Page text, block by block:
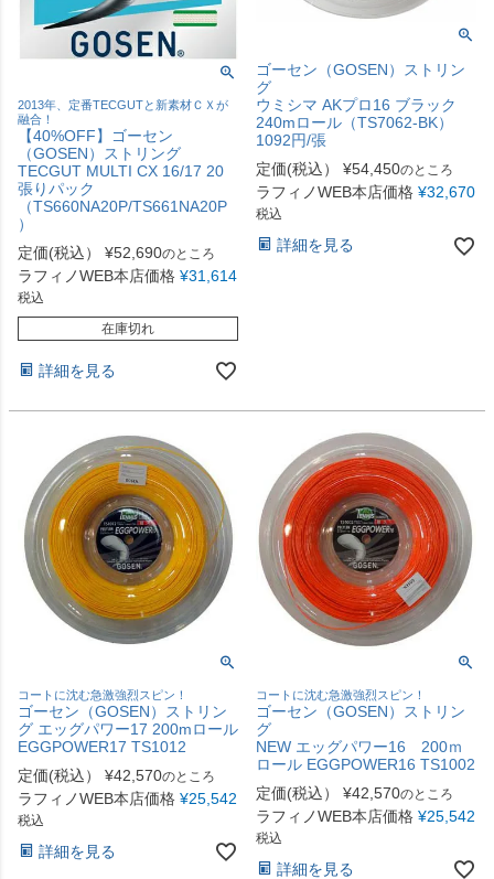
2013年、定番TECGUTと新素材ＣＸが
融合！
【40%OFF】ゴーセン
（GOSEN）ストリング
TECGUT MULTI CX 16/17 20
張りパック
（TS660NA20P/TS661NA20P
）
定価(税込）
¥52,690のところ
ラフィノWEB本店価格 ¥31,614
税込
在庫切れ
詳細を見る
ゴーセン（GOSEN）ストリン
グ
ウミシマ AKプロ16 ブラック
240mロール（TS7062-BK）
1092円/張
定価(税込）
¥54,450のところ
ラフィノWEB本店価格 ¥32,670
税込
詳細を見る
コートに沈む急激強烈スピン！
ゴーセン（GOSEN）ストリン
グ エッグパワー17 200mロール
EGGPOWER17 TS1012
定価(税込）
¥42,570のところ
ラフィノWEB本店価格 ¥25,542
税込
詳細を見る
コートに沈む急激強烈スピン！
ゴーセン（GOSEN）ストリン
グ
NEW エッグパワー16 200ｍ
ロール EGGPOWER16 TS1002
定価(税込）
¥42,570のところ
ラフィノWEB本店価格 ¥25,542
税込
詳細を見る